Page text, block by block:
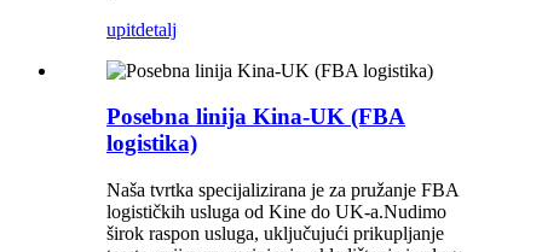
upitdetalj
Posebna linija Kina-UK (FBA
logistika)
Naša tvrtka specijalizirana je za pružanje FBA
logističkih usluga od Kine do UK-a.Nudimo
širok raspon usluga, uključujući prikupljanje